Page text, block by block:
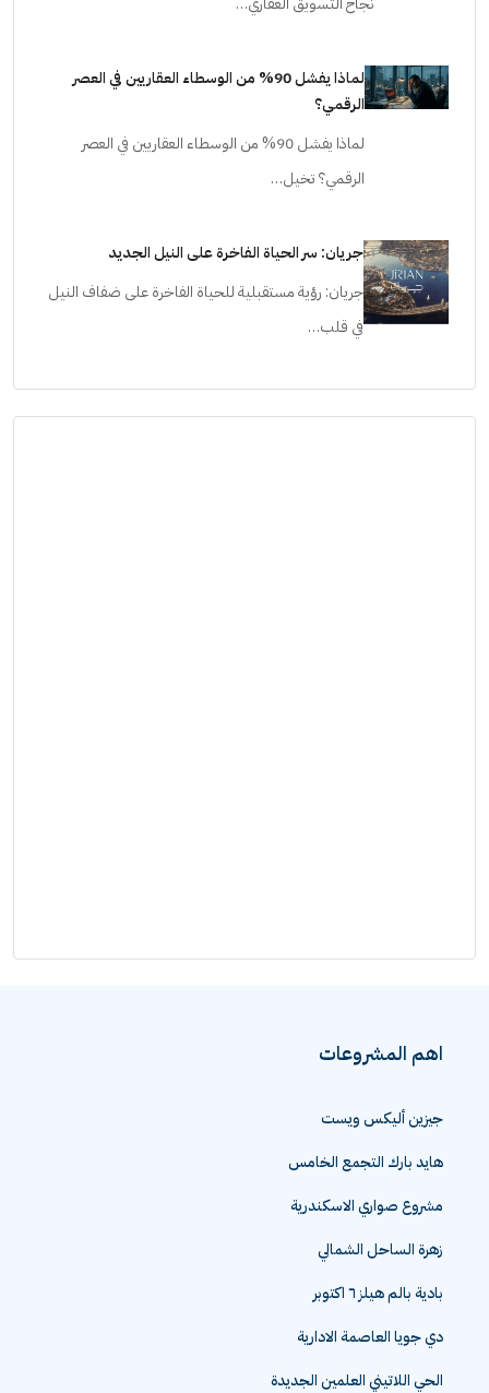
لماذا يفشل 90% من الوسطاء العقاريين في العصر
الرقمي؟
لماذا يفشل 90% من الوسطاء العقاريين في العصر
الرقمي؟ تخيل…
جريان: سر الحياة الفاخرة على النيل الجديد
جريان: رؤية مستقبلية للحياة الفاخرة على ضفاف النيل
في قلب…
اهم المشروعات
جيزين أليكس ويست
هايد بارك التجمع الخامس
مشروع صواري الاسكندرية
زهرة الساحل الشمالي
بادية بالم هيلز ٦ اكتوبر
دي جويا العاصمة الادارية
الحي اللاتيني العلمين الجديدة